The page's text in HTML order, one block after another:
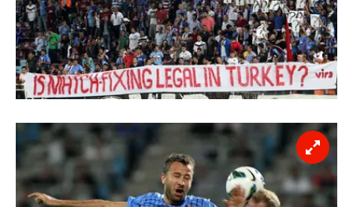
6698 sayılı Kişisel Verilerin Korunması Kanunu uyarınca
hazırlanmış Aydınlatma Metnimizi okumak ve sitemizde
ilgili mevzuata uygun olarak kullanılan çerezlerle ilgili bilgi
almak için lütfen tıklayınız.